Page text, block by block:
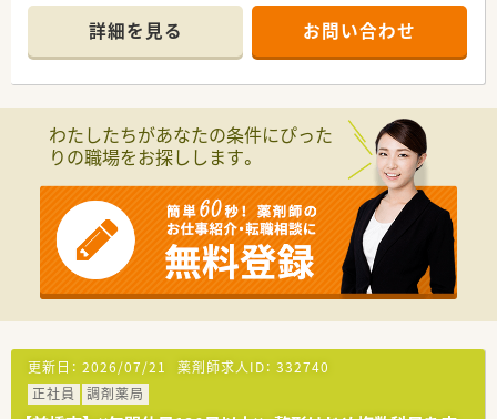
＊------------------------------------------＊
【店舗情報と応需状況について】
■群馬県前橋市に位置する調剤薬局であり、最寄り駅からはお車
■主な応需科目は小児科と皮膚科、アレルギー科で、処方箋は1
日あたり50枚から60枚ほどです。
■勤務する人員は常勤の薬剤師が1名とパートが2名で、常時2名
【法人特徴について】
■1998年に創業し、神奈川や群馬、埼玉エリアを中心に店舗を展
開している調剤チェーンです。
■グループ全体では全国に42店舗を展開しており、非常に安定
した経営基盤を誇っております。
■全体の9割がクリニック門前薬局であり、地域密着型として健
【職場環境と雰囲気】
■経営トップである社長自身も薬剤師の資格を持っており、現場
詳細を見る お問い合わせ
わたしたちがあなたの条件にぴった
りの職場をお探しします。
更新日： 2026/07/21 薬剤師求人ID： 332740
正社員
調剤薬局